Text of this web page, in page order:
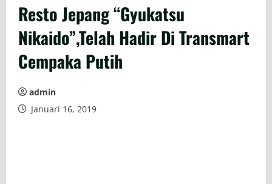
Resto Jepang “Gyukatsu
Nikaido”,Telah Hadir Di Transmart
Cempaka Putih
admin
Januari 16, 2019